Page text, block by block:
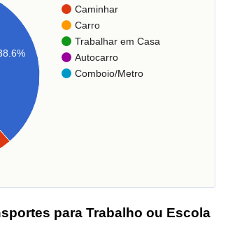
Caminhar
Carro
Trabalhar em Casa
Autocarro
Comboio/Metro
para Trabalho ou Escola